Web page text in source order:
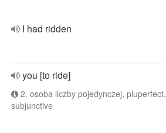
I had ridden
you [to ride]
2. osoba liczby pojedynczej, pluperfect,
subjunctive